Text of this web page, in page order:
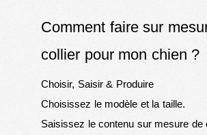
Comment faire sur
collier pour mon chien ?
Choisir, Saisir & Produire
Choisissez le modèle et la taille.
Saisissez le contenu sur mesure de